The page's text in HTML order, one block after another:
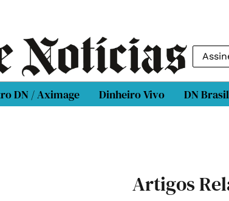
DN / Aximage Dinheiro Vivo DN Brasil
Artigos